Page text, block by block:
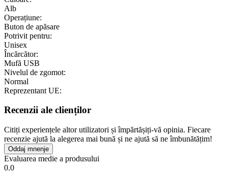
Alb
Operațiune:
Buton de apăsare
Potrivit pentru:
Unisex
Încărcător:
Mufă USB
Nivelul de zgomot:
Normal
Reprezentant UE:
Recenzii ale clienților
Citiți experiențele altor utilizatori și împărtășiți-vă opinia. Fiecare
recenzie ajută la alegerea mai bună și ne ajută să ne îmbunătățim!
Oddaj mnenje
Evaluarea medie a produsului
0.0